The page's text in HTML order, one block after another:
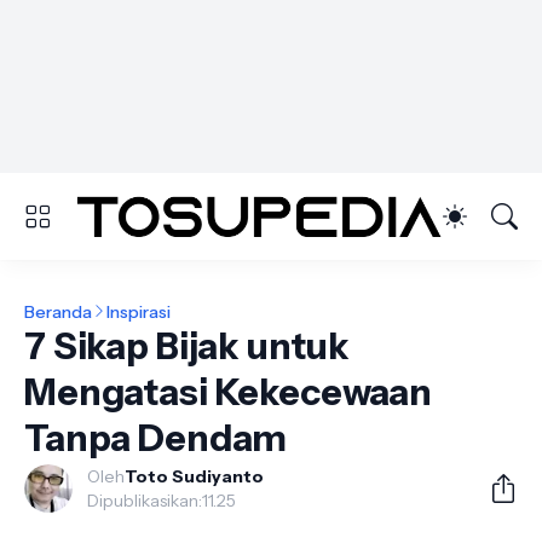
Beranda Inspirasi
7 Sikap Bijak untuk
Mengatasi Kekecewaan
Tanpa Dendam
OlehToto Sudiyanto
Dipublikasikan:11.25